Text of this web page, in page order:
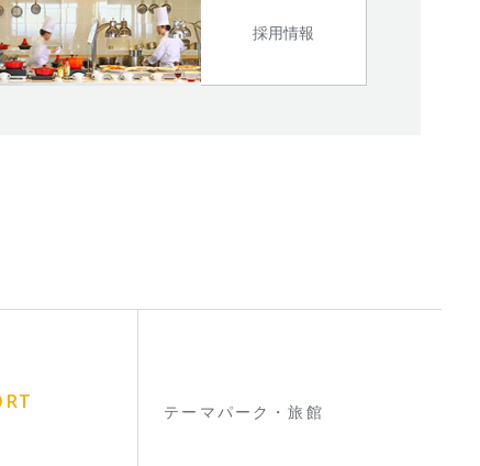
採用情報
テーマパーク・旅館